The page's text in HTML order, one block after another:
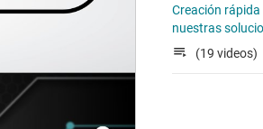
Creación
nuestras
(19 videos)